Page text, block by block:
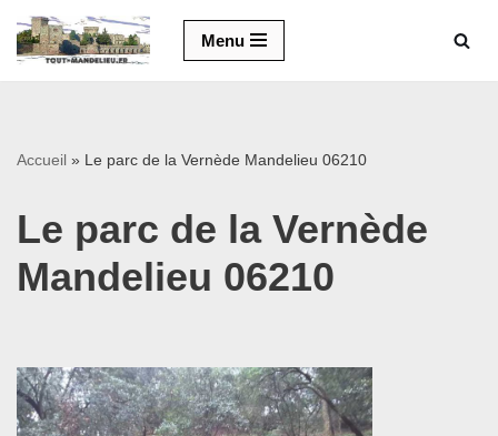
Aller
Menu
Accueil » Le parc de la Vernède Mandelieu 06210
Le parc de la Vernède
Mandelieu 06210